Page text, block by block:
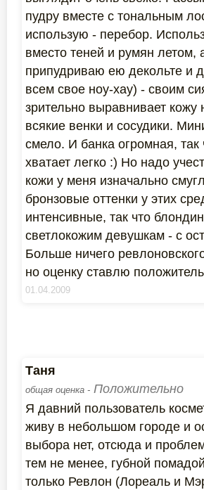
пудру вместе с тональным
использую - перебор.
вместо теней и румян летом,
припудриваю ею декольте и
всем свое ноу-хау) - своим
зрительно выравнивает кожу
всякие венки и сосудики.
смело. И банка огромная, так
хватает легко :) Но надо
кожи у меня изначально
бронзовые оттенки у этих
интенсивные, так что
светлокожим девушкам - с
Больше ничего
но оценку ставлю
01.04.2009
Таня
общая оценка - Положительно
Я давний пользователь
живу в небольшом городе и
выбора нет, отсюда и
тем не менее, губной
только Ревлон (Лореаль и